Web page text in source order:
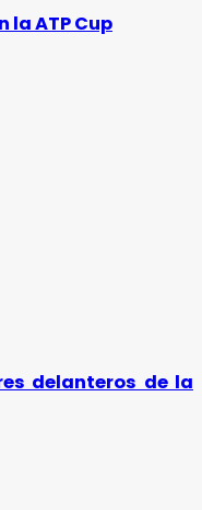
la ATP Cup
delanteros de la